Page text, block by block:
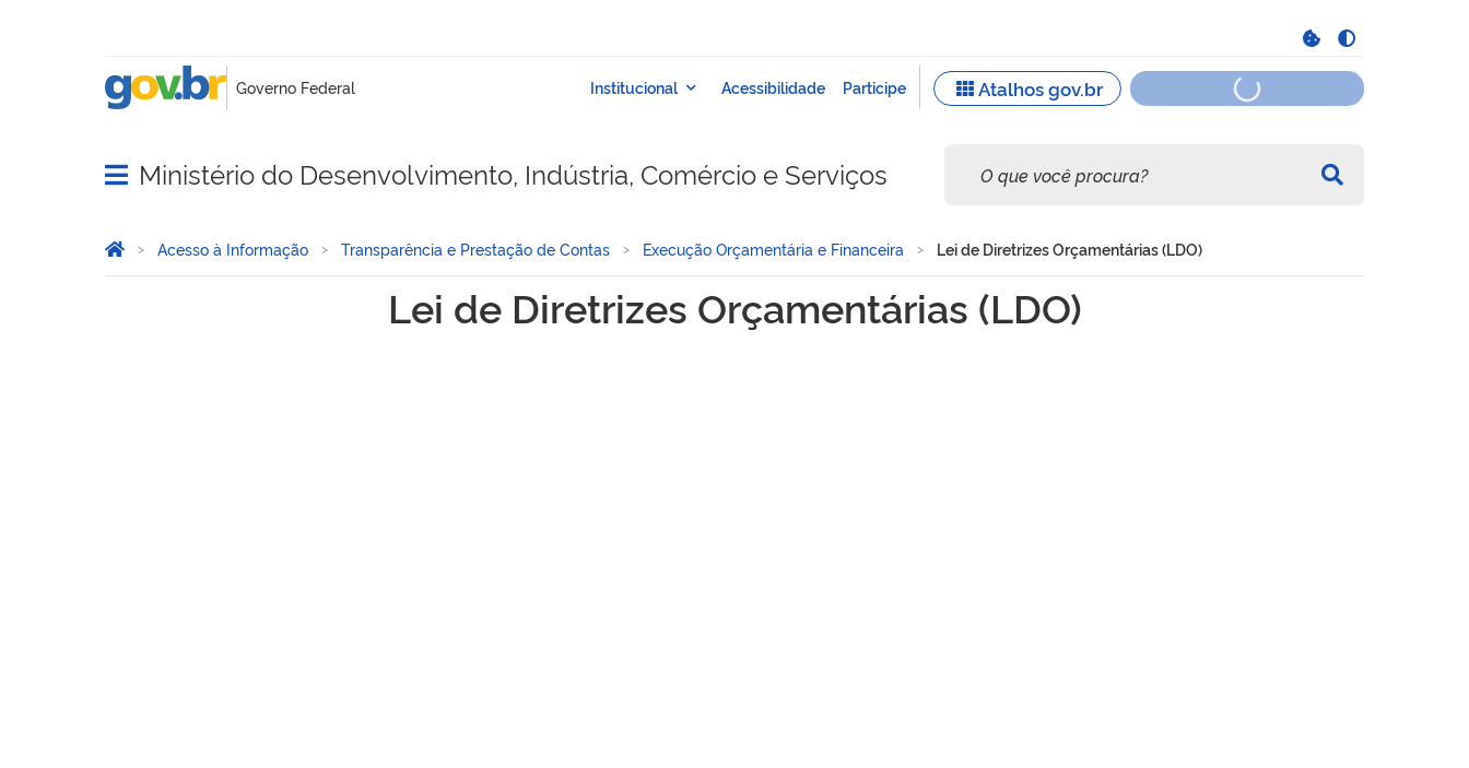
Abrir menu principal de navegação
Ministério do Desenvolvimento, Indústria, Comércio e Serviços
Você está aqui:
Página Inicial
Acesso à Informação Transparência e Prestação de Contas Execução Orçamentária e Financeira Lei de Diretrizes Orçamentárias (LDO)
Lei de Diretrizes Orçamentárias (LDO)Lei de Diretrizes Orçamentárias (LDO)